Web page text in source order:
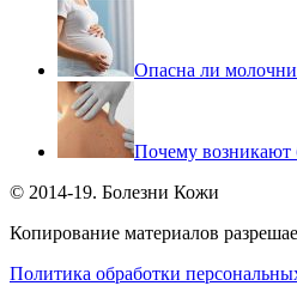
Опасна ли
Почему возникают
© 2014-19. Болезни Кожи
Копирование материалов
Политика обработки